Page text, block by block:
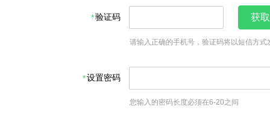
验证码 获
请输入正确的手机号，验证码将以短信方式
设置密码
您输入的密码长度必须在6-20之间